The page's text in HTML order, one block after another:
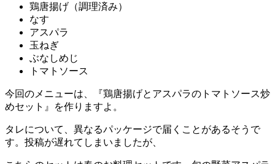
鶏唐揚げ（調理済み）
なす
アスパラ
玉ねぎ
ぶなしめじ
トマトソース
今回のメニューは、『鶏唐揚げとアスパラのトマトソース炒
めセット』を作りますよ。
タレについて、異なるパッケージで届くことがあるそうで
す。投稿が遅れてしまいましたが、